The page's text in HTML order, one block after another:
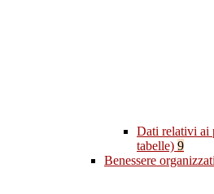
Dati relativi ai
tabelle) 9
Benessere